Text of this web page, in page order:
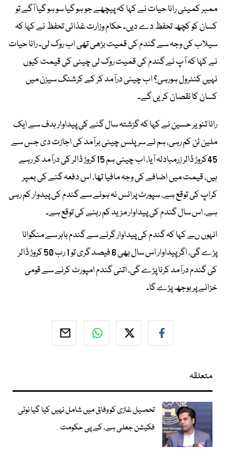
ممبر کمیٹی رانا حیات نے کہا کہ پیچھے جو ہو گیا سو ہو گیا آگے تو
کسان کو کچھ تحفظ دے دیں۔ حکام وزارت غذائی تحفظ نے کہا کہ
سیلاب کی وجہ سے گندم کی قمیت بڑھی تھی اب روک لی۔ رانا حیات
نے کہا کہ آپ نے گندم کی قمیت روک لی چینی کی قیمت کیوں
نہیں کنٹرول ہورہی؟ اب چینی درآمد کر کے کرشنگ سیزن میں
کسان کا نقصان کریں گے۔
رانا تنویر حسین نے کہا کہ گزشتہ سال گنے کی پیداوار ہدف سے ایک
ملین ٹن کم رہی، ہم نے سرپلس چینی برآمد کی اجازت دی جس سے
45کروڑ ڈالر زرمبادلہ آیا، اب چینی ہم 15کروڑ ڈالر کی درآمد کر رہے
ہیں، قیمت میں اضافے کی وجہ مافیا تھا، اس دفعہ گنے کی بمپر
کراپ کی توقع ہے، سپورٹ پرائس نہ ہونے سے گندم کی پیدوار کم رہی
ہے، اس سال گندم کی پیداوار مزید کم رہنے کی توقع ہے۔
انہوں ںے کہا کہ گندم کی پیداوار گرنے سے گندم باہر سے منگوانا
پڑے گی، اگر پیداوار اس سال بھی 6 فیصد گری تو 1 رب 50 کروڑ ڈالر
کی گندم درآمد کرنا پڑے گی، اتنی گندم امپورٹ کرنے سے قومی
خزانے پر بوجھ پڑے گا۔
متعلقہ
تحصیل غازی کو وفاق میں شامل نہیں کیا گیا نوٹی
فکیشن جعلی ہے، کے پی حکومت